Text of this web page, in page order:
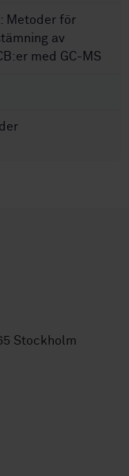
Metoder för
av
med GC-MS
Stockholm